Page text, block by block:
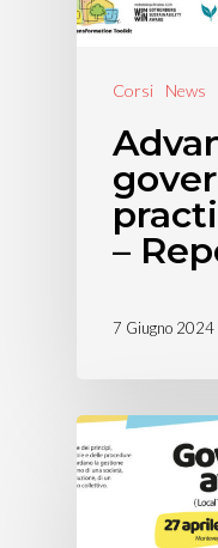
Corsi News
–
7 Giugno 2024